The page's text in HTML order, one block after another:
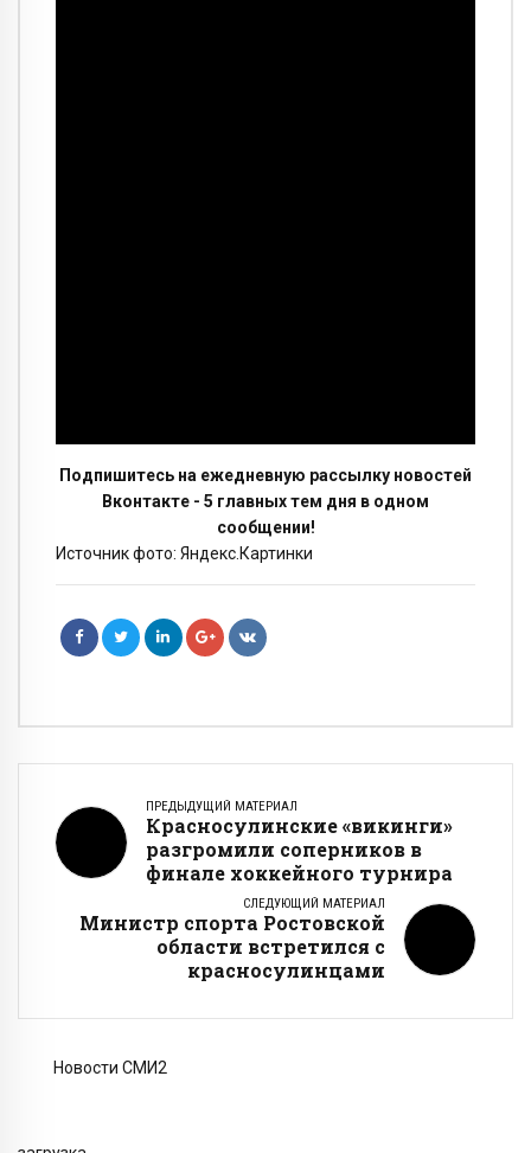
Подпишитесь на ежедневную рассылку новостей
Вконтакте - 5 главных тем дня в одном
сообщении!
Источник фото: Яндекс.Картинки
ПРЕДЫДУЩИЙ МАТЕРИАЛ
Красносулинские «викинги»
разгромили соперников в
финале хоккейного турнира
СЛЕДУЮЩИЙ МАТЕРИАЛ
Министр спорта Ростовской
области встретился с
красносулинцами
Новости СМИ2